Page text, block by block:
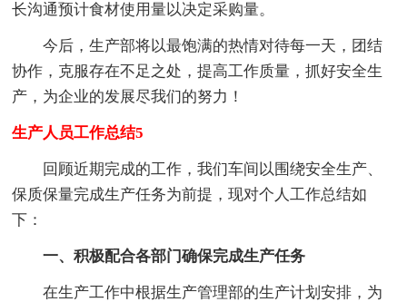
长沟通预计食材使用量以决定采购量。
今后，生产部将以最饱满的热情对待每一天，团结
协作，克服存在不足之处，提高工作质量，抓好安全生
产，为企业的发展尽我们的努力！
生产人员工作总结5
回顾近期完成的工作，我们车间以围绕安全生产、
保质保量完成生产任务为前提，现对个人工作总结如
下：
一、积极配合各部门确保完成生产任务
在生产工作中根据生产管理部的生产计划安排，为